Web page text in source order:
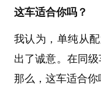
这车适合你吗？
我认为，单纯从
出了诚意。在同
那么，这车适合你